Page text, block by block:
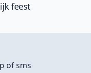
feest
of sms